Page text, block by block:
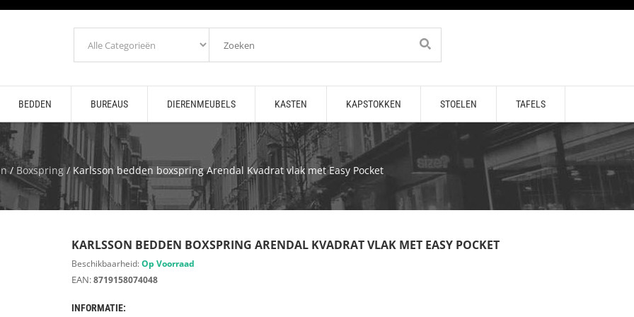
BEDDEN BUREAUS DIERENMEUBELS KASTEN KAPSTOKKEN STOELEN TAFELS
/ Boxspring/ Karlsson bedden boxspring Arendal Kvadrat vlak met Easy Pocket
KARLSSON BEDDEN BOXSPRING ARENDAL KVADRAT VLAK MET EASY POCKET
Beschikbaarheid:Op Voorraad
EAN:8719158074048
INFORMATIE: